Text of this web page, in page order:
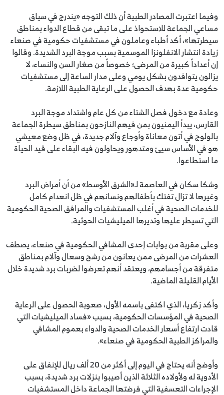
وفيما اعتبرت المصادر الطبية أن ذلك التوجه «يندرج في سياق
مساعي الجماعة للاستحواذ على ما تبقى من قطاع الدواء بمناطق
سيطرتها»، أكد أطباء وعاملون في مستشفيات حكومية في صنعاء
زيادة انتشار الانفلونزا الموسمية بسبب موجة البرد الشديدة. وقالوا
إن أعداداً كبيرة من المرضى؛ خصوصاً من صغار السن والنساء، لا
يزالون يتوافدون بشكل يومي وعلى مدار الساعة إلى مستشفيات
حكومية عدة بهدف الحصول على الرعاية الطبية اللازمة.
وعادة مع دخول فصل الشتاء من كل عام واشتداد موجة البرد
القارس، يبدأ اليمنيون بمن فيهم النازحون بمناطق سيطرة الجماعة
بالولوج في أتون معاناة وأوجاع وآلام جديدة، في ظل وضع معيشي
هو في الأساس سيئ ومتدهور ويحاولون فيه البقاء على قيد الحياة
ما استطاعوا.
وشكا سكان في العاصمة لـ«الشرق الأوسط» من أن أمراض البرد
وغيرها لا تزال تفتك بأطفالهم ونسائهم في ظل انعدام كامل
للخدمات الصحية في أغلب المستشفيات والمرافق الصحية الحكومية
التي تسيطر عليها وتديرها الميليشيات الحوثية.
وعلى مقربة من بوابات إحدى المشافي الحكومية في صنعاء، يصطف
العشرات من المرضى ممن يعانون من رشح وسعال وآلام بمناطق
متفرقة من أجسامهم، ويعتقد أنهم تعرضوا لضربات برد شديدة خلال
الأيام القليلة الماضية.
وأكد زكريا، الذي اكتفى باسمه الأول، صعوبة الحصول على الرعاية
الصحية في المؤسسات الحكومية، بسبب «فساد الميليشيات التي
قادت ارتفاع أسعار الخدمات الصحية والدواء بعموم المشافي
والمراكز الطبية الحكومية في صنعاء».
وأوضح أنه يحتاج في اليوم إلى أكثر من 20 ألف ريال للإنفاق على
الأدوية له ولأولاده الثلاثة الذين أصيبوا بنزلات برد شديدة، بسبب
الإجراءات التعسفية التي فرضتها الجماعة داخل المستشفيات